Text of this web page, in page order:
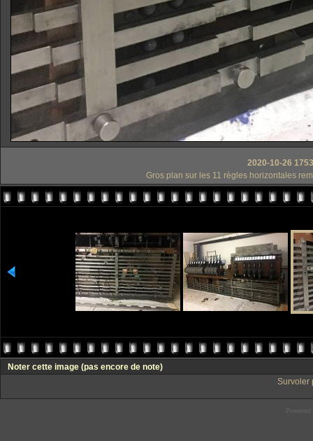
2020-10-26
Gros plan sur les 11 règles horizontales
Noter cette image (pas encore de note)
Survoler